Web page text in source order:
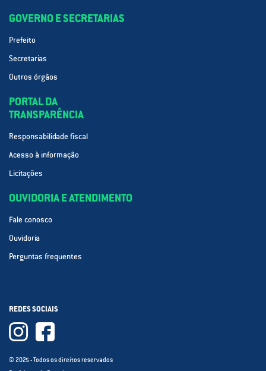
GOVERNO E SECRETARIAS
Prefeito
Secretarias
Outros órgãos
PORTAL DA
TRANSPARÊNCIA
Responsabilidade fiscal
Acesso à informação
Licitações
OUVIDORIA E ATENDIMENTO
Fale conosco
Ouvidoria
Perguntas frequentes
REDES SOCIAIS
© 2025 - Todos os direitos reservados